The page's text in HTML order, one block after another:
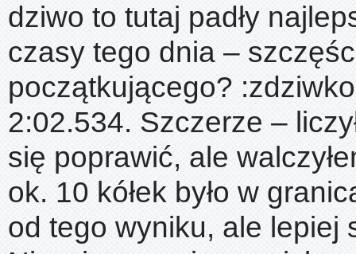
dziwo to tutaj padły
czasy tego dnia –
początkującego?
2:02.534. Szczerze –
się poprawić, ale
ok. 10 kółek było w
od tego wyniku, ale lepiej